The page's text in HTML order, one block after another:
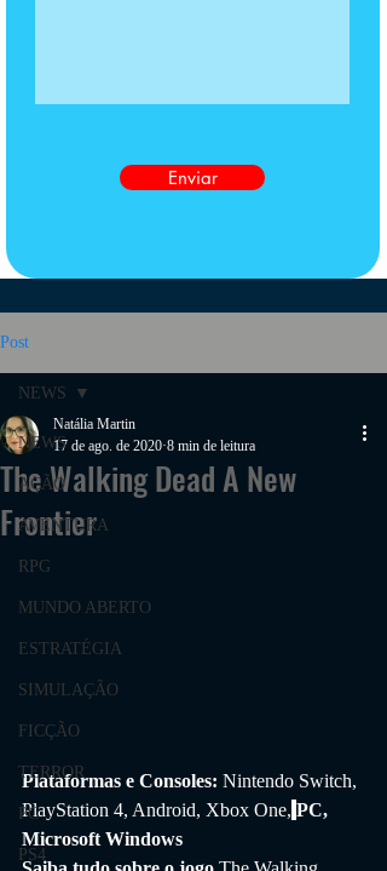
Enviar
Post
NEWS
AÇÃO
AVENTURA
RPG
MUNDO ABERTO
ESTRATÉGIA
SIMULAÇÃO
FICÇÃO
TERROR
PC
PS4
NEWS
The Walking Dead A New
Frontier
Natália Martin
17 de ago. de 2020 8 min de leitura
Plataformas e Consoles: Nintendo Switch,
PlayStation 4, Android, Xbox One, PC,
Microsoft Windows